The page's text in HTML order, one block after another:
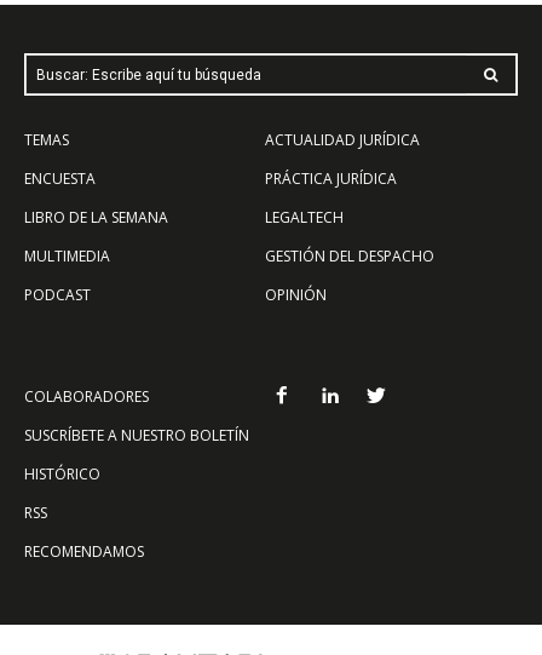
Buscar: Escribe aquí tu búsqueda
TEMAS
ENCUESTA
LIBRO DE LA SEMANA
MULTIMEDIA
PODCAST
ACTUALIDAD JURÍDICA
PRÁCTICA JURÍDICA
LEGALTECH
GESTIÓN DEL DESPACHO
OPINIÓN
COLABORADORES
SUSCRÍBETE A NUESTRO BOLETÍN
HISTÓRICO
RSS
RECOMENDAMOS